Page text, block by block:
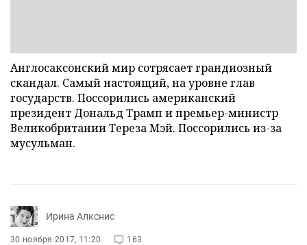
Англосаксонский мир сотрясает грандиозный
скандал. Самый настоящий, на уровне глав
государств. Поссорились американский
президент Дональд Трамп и премьер-министр
Великобритании Тереза Мэй. Поссорились из-за
мусульман.
Ирина Алкснис
30 ноября 2017, 11:20 163